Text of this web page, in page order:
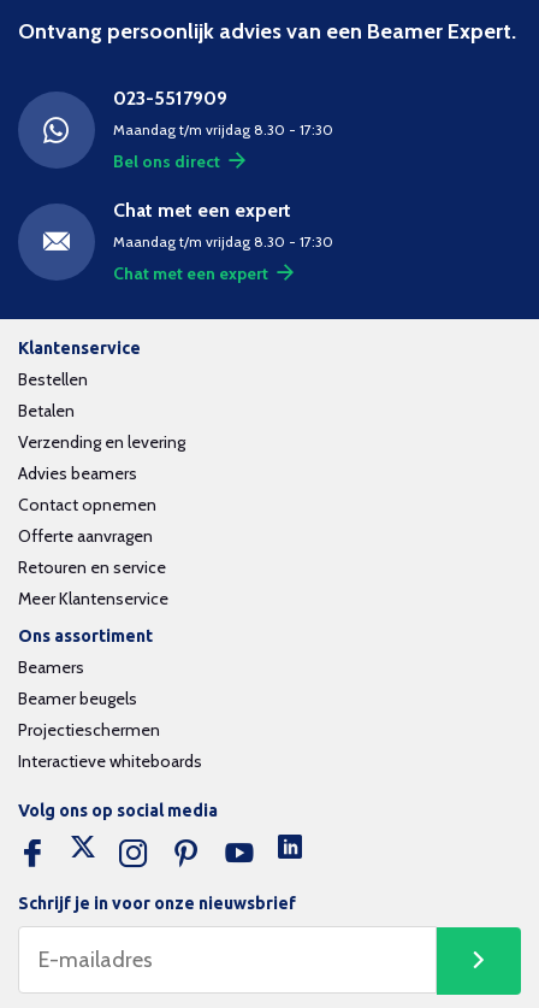
Ontvang persoonlijk advies van een Beamer Expert.
023-5517909
Maandag t/m vrijdag 8.30 - 17:30
Bel ons direct
Chat met een expert
Maandag t/m vrijdag 8.30 - 17:30
Chat met een expert
Klantenservice
Bestellen
Betalen
Verzending en levering
Advies beamers
Contact opnemen
Offerte aanvragen
Retouren en service
Meer Klantenservice
Ons assortiment
Beamers
Beamer beugels
Projectieschermen
Interactieve whiteboards
Schrijf je in voor onze nieuwsbrief
Volg ons op social media